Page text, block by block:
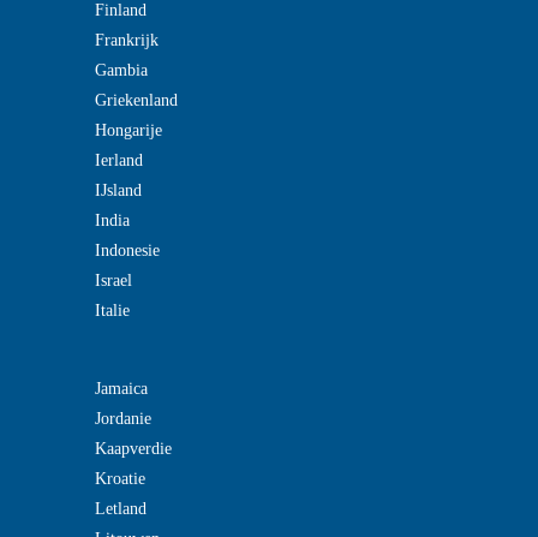
Finland
Frankrijk
Gambia
Griekenland
Hongarije
Ierland
IJsland
India
Indonesie
Israel
Italie
Jamaica
Jordanie
Kaapverdie
Kroatie
Letland